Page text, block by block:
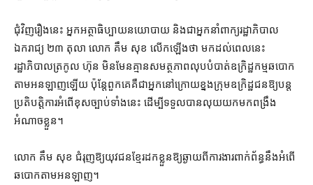
ជុំវិញ​រឿង​នេះ អ្នក​អត្ថាធិប្បាយ​នយោបាយ និង​ជា​អ្នកនាំពាក្យ​រដ្ឋាភិបាល​
ឯករាជ្យ ២៣ តុលា លោក គឹម សុខ លើកឡើង​ថា មកដល់ពេលនេះ
រដ្ឋាភិបាល​ត្រកូល ហ៊ុន មិនមែន​គ្មាន​សមត្ថភាព​លុបបំបាត់​ឧក្រិដ្ឋកម្ម​ឆបោក​
តាម​អនឡាញ​ឡើយ ប៉ុន្តែ​ពួកគេ​គឺជា​អ្នក​នៅ​ក្រោយ​ខ្នង​ក្រុម​ឧក្រិដ្ឋជន​ឱ្យ​បន្ត​
ប្រតិបត្តិការ​អំពើ​ខុសច្បាប់​ទាំងនេះ ដើម្បី​ទទួល​បាន​លុយ​យក​មក​ពង្រឹង​
អំណាច​ខ្លួន។
លោក គឹម សុខ ជំរុញ​ឱ្យ​យុវជន​ខ្មែរ​ដកខ្លួន​ឱ្យ​ឆ្ងាយ​ពី​ការងារ​ពាក់ព័ន្ធ​នឹង​អំពើ​
ឆបោក​តាម​អនឡាញ។